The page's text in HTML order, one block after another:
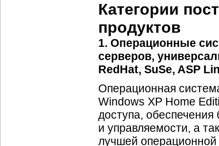
Категории
продуктов
1. Операционные
серверов,
RedHat, SuSe, ASP
Операционная
Windows XP Home
доступа, обеспечения
и управляемости, а
лучшей операционной